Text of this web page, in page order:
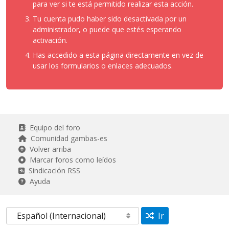
para ver si te está permitido realizar esta acción.
Tu cuenta pudo haber sido desactivada por un
administrador, o puede que estés esperando
activación.
Has accedido a esta página directamente en vez de
usar los formularios o enlaces adecuados.
Equipo del foro
Comunidad gambas-es
Volver arriba
Marcar foros como leídos
Sindicación RSS
Ayuda
Ir